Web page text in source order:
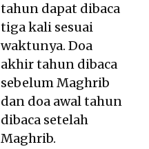
tahun dapat dibaca
tiga kali sesuai
waktunya. Doa
akhir tahun dibaca
sebelum Maghrib
dan doa awal tahun
dibaca setelah
Maghrib.